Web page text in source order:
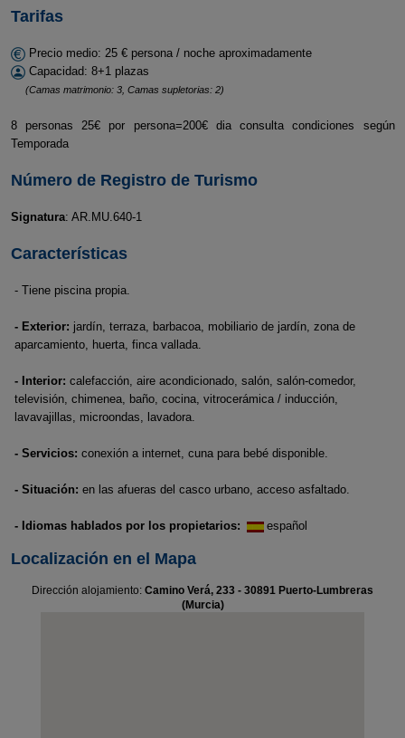
Tarifas
Precio medio: 25 € persona / noche aproximadamente
Capacidad: 8+1 plazas
(Camas matrimonio: 3, Camas supletorias: 2)
8 personas 25€ por persona=200€ dia consulta condiciones según
Temporada
Número de Registro de Turismo
Signatura: AR.MU.640-1
Características
- Tiene piscina propia.
- Exterior: jardín, terraza, barbacoa, mobiliario de jardín, zona de
aparcamiento, huerta, finca vallada.
- Interior: calefacción, aire acondicionado, salón, salón-comedor,
televisión, chimenea, baño, cocina, vitrocerámica / inducción,
lavavajillas, microondas, lavadora.
- Servicios: conexión a internet, cuna para bebé disponible.
- Situación: en las afueras del casco urbano, acceso asfaltado.
- Idiomas hablados por los propietarios: español
Localización en el Mapa
Dirección alojamiento: Camino Verá, 233 - 30891 Puerto-Lumbreras
(Murcia)